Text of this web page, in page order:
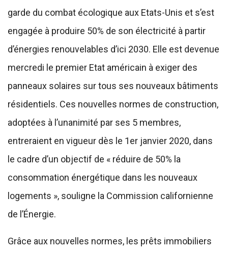
garde du combat écologique aux Etats-Unis et s’est
engagée à produire 50% de son électricité à partir
d’énergies renouvelables d’ici 2030. Elle est devenue
mercredi le premier Etat américain à exiger des
panneaux solaires sur tous ses nouveaux bâtiments
résidentiels. Ces nouvelles normes de construction,
adoptées à l’unanimité par ses 5 membres,
entreraient en vigueur dès le 1er janvier 2020, dans
le cadre d’un objectif de « réduire de 50% la
consommation énergétique dans les nouveaux
logements », souligne la Commission californienne
de l’Énergie.
Grâce aux nouvelles normes, les prêts immobiliers